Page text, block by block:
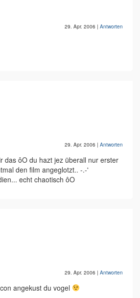
29. Apr. 2006 | Antworten
29. Apr. 2006 | Antworten
das ôO du hazt jez überall nur erster
den film angeglotzt.. -.-'
echt chaotisch ôO
29. Apr. 2006 | Antworten
angekust du vogel